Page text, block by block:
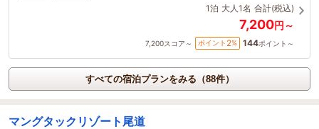
1泊 大人1名 合計(税込)
7,200円～
7,200スコア～ ポイント 2% 144ポイント～
すべての宿泊プランをみる（88件）
マングタックリゾート尾道